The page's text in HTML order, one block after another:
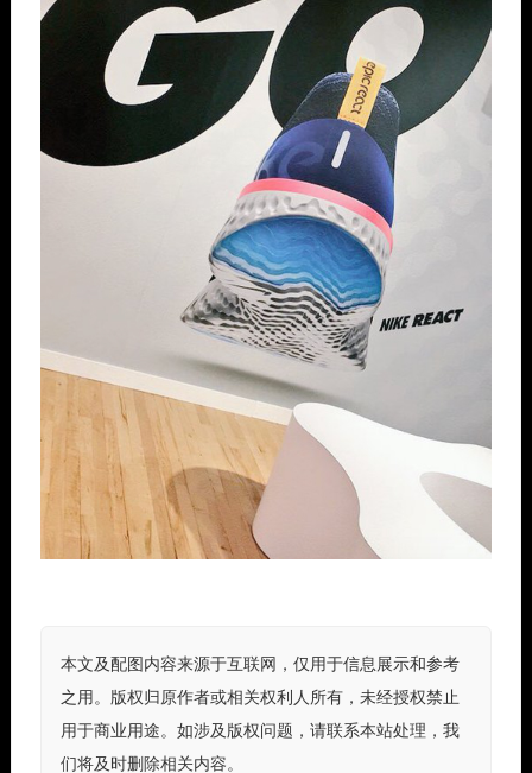
本文及配图内容来源于互联网，仅用于信息展示和参考
之用。版权归原作者或相关权利人所有，未经授权禁止
用于商业用途。如涉及版权问题，请联系本站处理，我
们将及时删除相关内容。